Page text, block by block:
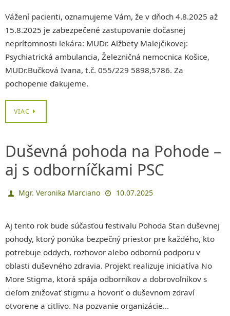
Vážení pacienti, oznamujeme Vám, že v dňoch 4.8.2025 až
15.8.2025 je zabezpečené zastupovanie dočasnej
neprítomnosti lekára: MUDr. Alžbety Malejčikovej:
Psychiatrická ambulancia, Železničná nemocnica Košice,
MUDr.Bučková Ivana, t.č. 055/229 5898,5786. Za
pochopenie ďakujeme.
VIAC
Duševná pohoda na Pohode –
aj s odborníčkami PSC
Mgr. Veronika Marciano 10.07.2025
Aj tento rok bude súčasťou festivalu Pohoda Stan duševnej
pohody, ktorý ponúka bezpečný priestor pre každého, kto
potrebuje oddych, rozhovor alebo odbornú podporu v
oblasti duševného zdravia. Projekt realizuje iniciatíva No
More Stigma, ktorá spája odborníkov a dobrovoľníkov s
cieľom znižovať stigmu a hovoriť o duševnom zdraví
otvorene a citlivo. Na pozvanie organizácie…